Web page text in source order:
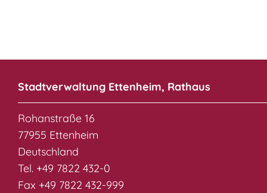
Stadtverwaltung Ettenheim, Rathaus
Rohanstraße 16
77955 Ettenheim
Deutschland
Tel. +49 7822 432-0
Fax +49 7822 432-999